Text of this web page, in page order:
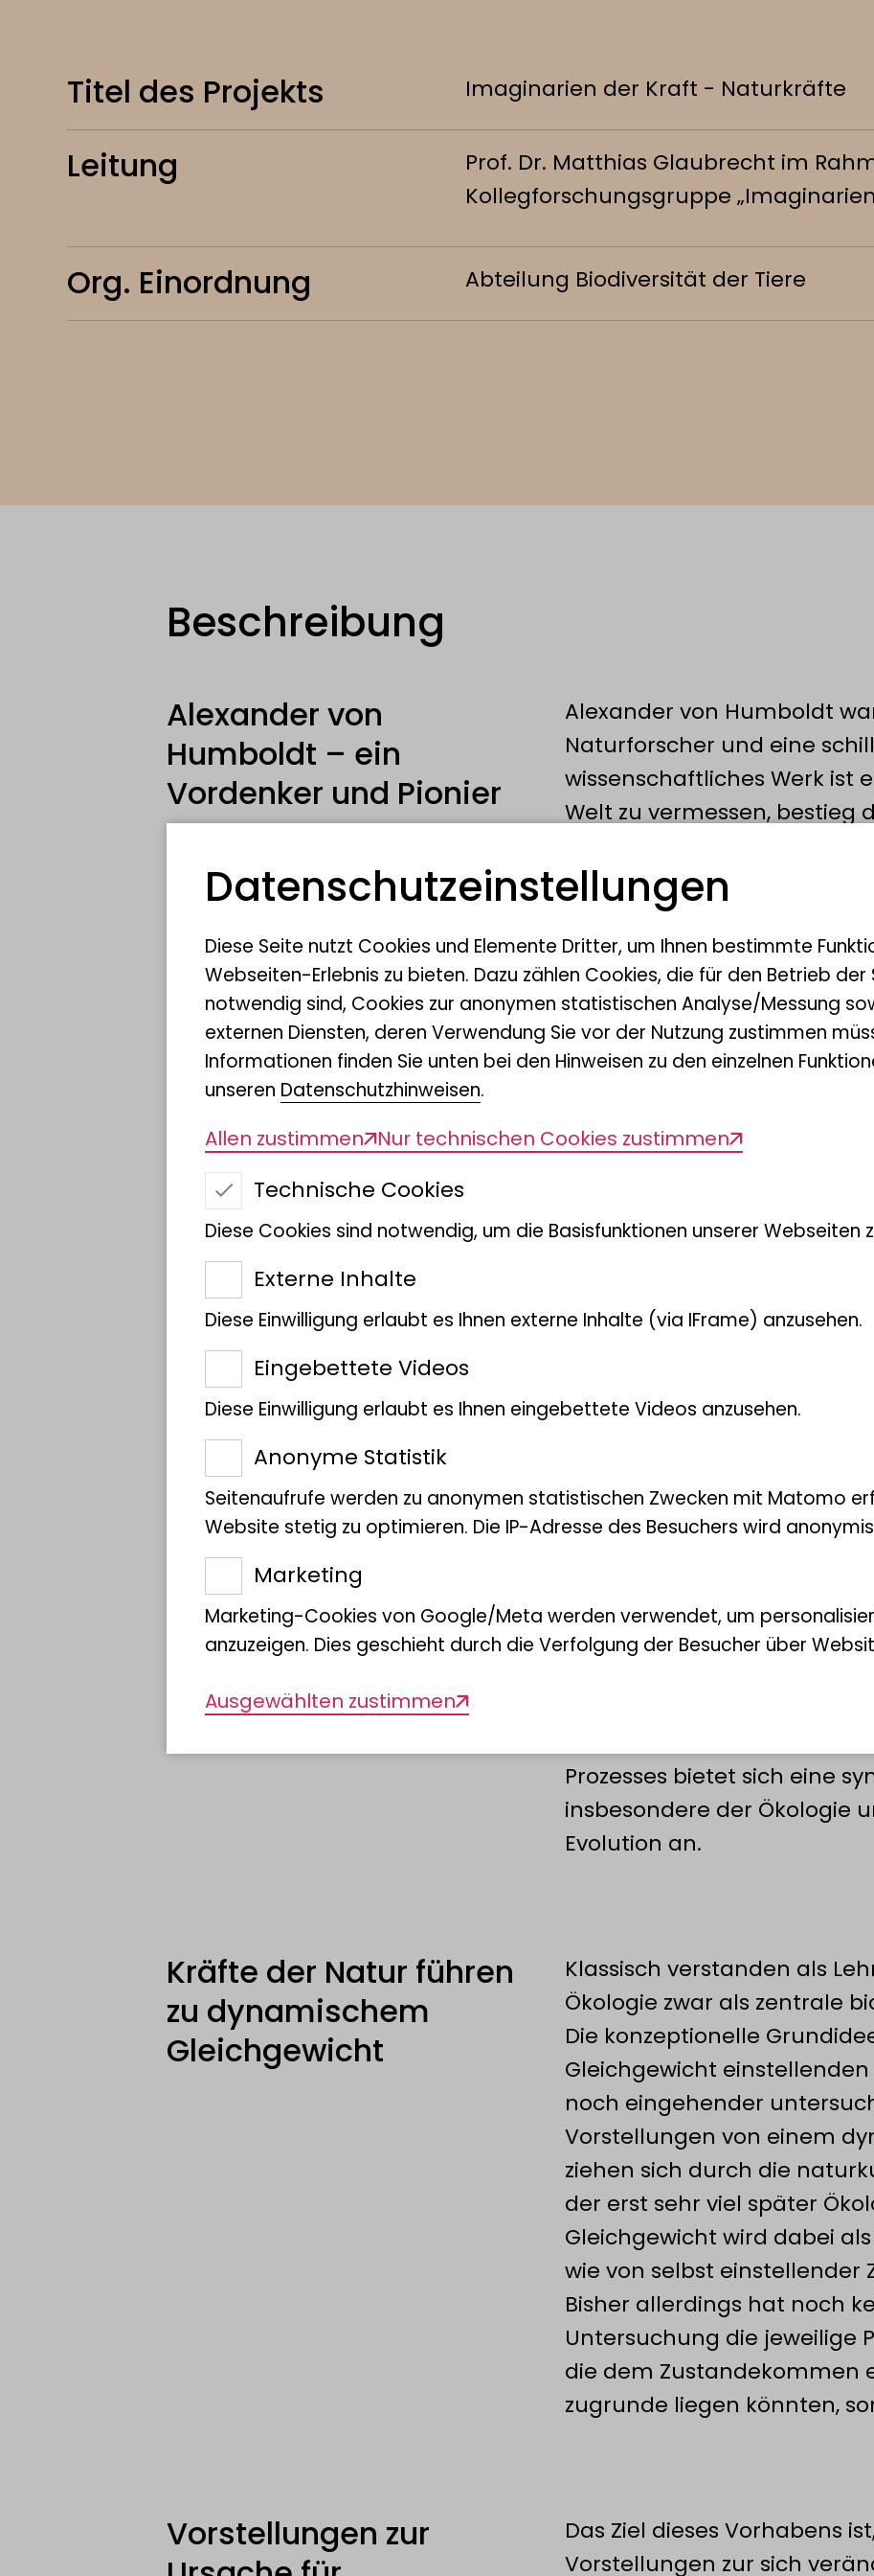
Titel des Projekts Imaginarien der Kraft - Naturkräfte
Leitung
Prof. Dr. Matthias Glaubrecht im
Kollegforschungsgruppe „Imaginarien
Org. Einordnung Abteilung Biodiversität der Tiere
Beschreibung
Alexander von
Humboldt – ein
Vordenker und Pionier
Alexander von Humboldt
Naturforscher und eine
wissenschaftliches Werk ist
Welt zu vermessen, bestieg
Anden und durchquerte
Er gilt als Begründer der
der Ökologie – und
vernetztes System. Ein
entdeckte Humboldt jedoch
Lebzeiten eine Legende,
überhöht.
Ein zentrales Element
und Kosmos, Harmonie
Schönheit. Wir fragen in
Welche Kräfte liegen
der Ökologie
zugrunde?
Vorstellungen von Kraft –
Veränderung bewirkt –
Naturwissenschaften nicht
Evolutionsfaktoren, die
Mehrfach wurde die
argumentativ untermauert
Grundlagen nicht reduziert
Unter der Prämisse,
lassen sich für die Biologie
Die Vorstellungen zur
Prozesses bietet sich eine
insbesondere der Ökologie
Evolution an.
Kräfte der Natur führen
zu dynamischem
Gleichgewicht
Klassisch verstanden als
Ökologie zwar als zentrale
Die konzep­tionel­le
Gleichgewicht
noch eingehender
Vorstellungen von einem
ziehen sich durch die
der erst sehr viel später
Gleichgewicht wird dabei
wie von selbst einstellender
Bisher allerdings hat noch
Untersuchung die jeweilige
die dem Zustandekommen
zugrunde liegen könnten,
Vorstellungen zur
Das Ziel dieses Vorhabens
Vorstellungen zur sich
Datenschutz­einstellungen
Diese Seite nutzt Cookies und Elemente Dritter, um Ihnen bestimmte
Webseiten-Erlebnis zu bieten. Dazu zählen Cookies, die für den Betrieb
notwendig sind, Cookies zur anonymen statistischen Analyse/Messung
externen Diensten, deren Verwendung Sie vor der Nutzung zustimmen
Informationen finden Sie unten bei den Hinweisen zu den einzelnen
unseren Datenschutzhinweisen.
Allen zustimmen Nur technischen Cookies zustimmen
Technische Cookies
Diese Cookies sind notwendig, um die Basisfunktionen unserer Webseiten
Externe Inhalte
Diese Einwilligung erlaubt es Ihnen externe Inhalte (via IFrame) anzusehen.
Eingebettete Videos
Diese Einwilligung erlaubt es Ihnen eingebettete Videos anzusehen.
Anonyme Statistik
Seitenaufrufe werden zu anonymen statistischen Zwecken mit Matomo
Website stetig zu optimieren. Die IP-Adresse des Besuchers wird
Marketing
Marketing-Cookies von Google/Meta werden verwendet, um
anzuzeigen. Dies geschieht durch die Verfolgung der Besucher über
Ausgewählten zustimmen